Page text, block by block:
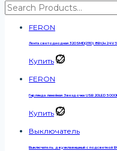
FERON
Лента светодиодная 320SMD(2110) 8Вт/м 24V
Купить
FERON
Гирлянда линейная Звездочки USB 20LED
Купить
Выключатель
Выключатель двухклавишный с подсветкой